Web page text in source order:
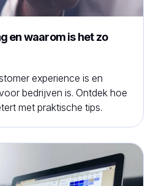
en waarom is het zo
experience is en
bedrijven is. Ontdek hoe
met praktische tips.